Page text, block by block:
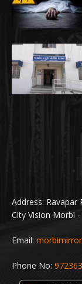
Address:
City Vision Morbi -
Email:
Phone No: